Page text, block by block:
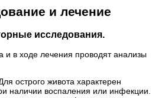
и лечение
исследования.
и в ходе лечения проводят анализы
острого живота характерен
наличии воспаления или инфекции.